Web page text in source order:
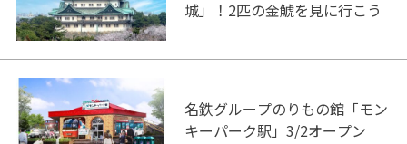
城」！2匹の金鯱を見に行こう
名鉄グループのりもの館「モン
キーパーク駅」3/2オープン